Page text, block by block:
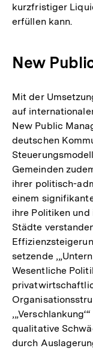
kurzfristiger
erfüllen kann.
New
Mit der
auf
New Public
deutschen
Gemeinden
ihrer politisch-
einem
ihre Politiken
Städte
setzende
Wesentliche
qualitative
durch